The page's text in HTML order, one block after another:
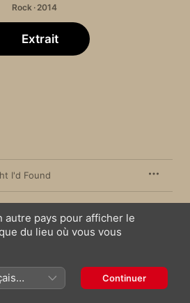
Rock · 2014
Extrait
I'd Found
- Just What You'll Get
autre pays pour afficher le
du lieu où vous vous
Continuer